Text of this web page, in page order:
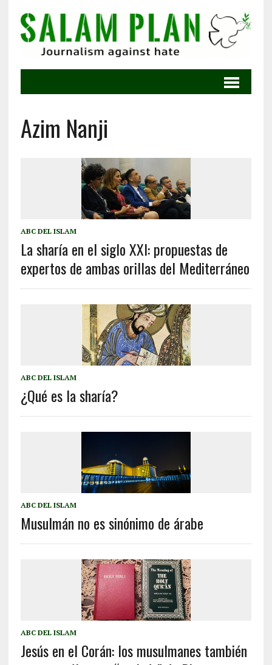
Azim Nanji
ABC DEL ISLAM
La sharía en el siglo XXI: propuestas de
expertos de ambas orillas del Mediterráneo
ABC DEL ISLAM
¿Qué es la sharía?
ABC DEL ISLAM
Musulmán no es sinónimo de árabe
ABC DEL ISLAM
Jesús en el Corán: los musulmanes también